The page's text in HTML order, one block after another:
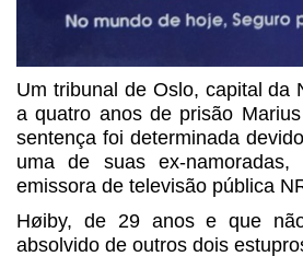
Um tribunal de Oslo, capital da
a quatro anos de prisão
sentença foi determinada
uma de suas ex-
emissora de televisão pública
Høiby, de 29 anos e que
absolvido de outros dois